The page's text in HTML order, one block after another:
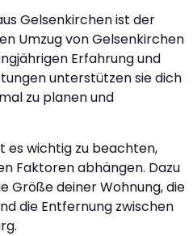
Gelsenkirchen ist der
Umzug von Gelsenkirchen
Erfahrung und
unterstützen sie dich
zu planen und
es wichtig zu beachten,
Faktoren abhängen. Dazu
Größe deiner Wohnung, die
die Entfernung zwischen